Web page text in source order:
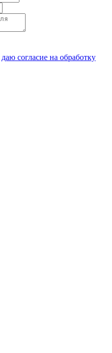
даю согласие на обработку